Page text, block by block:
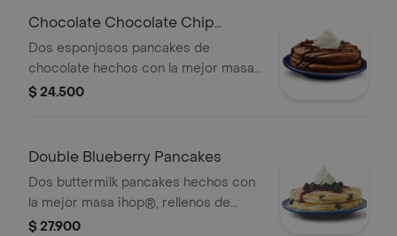
Chocolate Chocolate Chip
Pancakes
Dos esponjosos pancakes de
chocolate hechos con la mejor masa
ihop®, rellenos de chips de
crema chantilly y syrup de la casa
$ 24.500
Double Blueberry Pancakes
Dos buttermilk pancakes hechos con
la mejor masa ihop®, rellenos de
arándanos, acompañados de
$ 27.900